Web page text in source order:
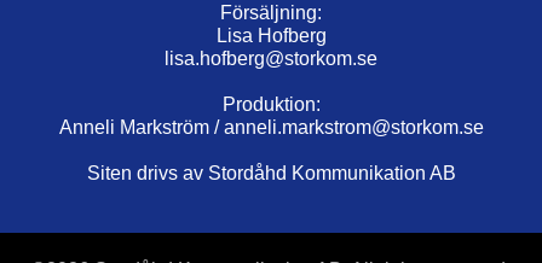
Försäljning:
Lisa Hofberg
lisa.hofberg@storkom.se
Produktion:
Anneli Markström /anneli.markstrom@storkom.se
Siten drivs av Stordåhd Kommunikation AB